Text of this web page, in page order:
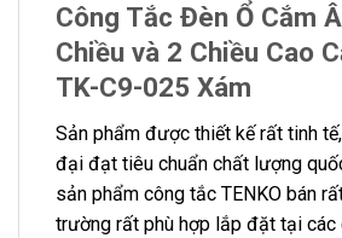
Công Tắc Đèn Ổ Cắm
Chiều và 2 Chiều Cao
TK-C9-025 Xám
Sản phẩm được thiết kế rất tinh
đại đạt tiêu chuẩn chất lượng
sản phẩm công tắc TENKO bán
trường rất phù hợp lắp đặt tại các